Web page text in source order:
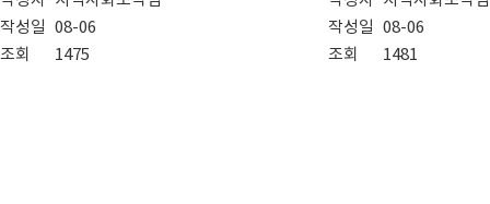
작성일 08-06
조회
1475
작성일 08-06
조회
1481